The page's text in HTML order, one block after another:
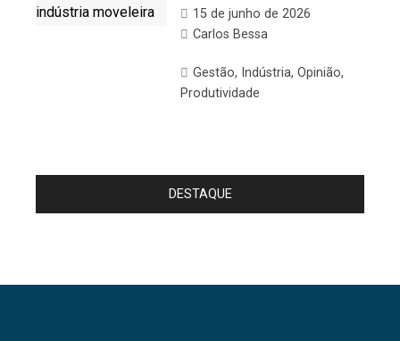
15 de junho de 2026
Carlos Bessa
Gestão, Indústria, Opinião,
Produtividade
DESTAQUE